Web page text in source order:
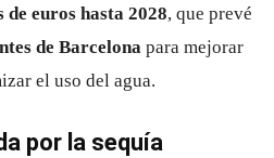
de euros hasta 2028, que prevé
de Barcelona para mejorar
el uso del agua.
por la sequía